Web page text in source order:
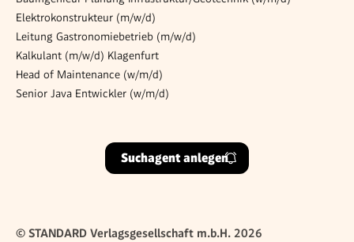
Elektrokonstrukteur (m/w/d)
Leitung Gastronomiebetrieb (m/w/d)
Kalkulant (m/w/d) Klagenfurt
Head of Maintenance (w/m/d)
Senior Java Entwickler (w/m/d)
Suchagent anlegen
© STANDARD Verlagsgesellschaft m.b.H. 2026